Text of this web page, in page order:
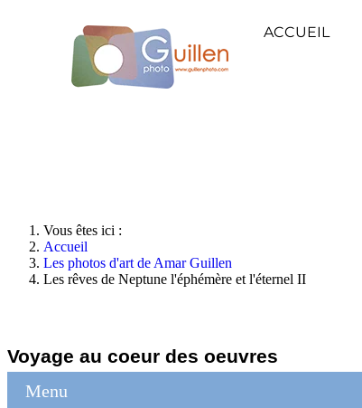
ACCUEIL
Vous êtes ici :
Accueil
Les photos d'art de Amar Guillen
Les rêves de Neptune l'éphémère et l'éternel II
Voyage au coeur des oeuvres
Menu